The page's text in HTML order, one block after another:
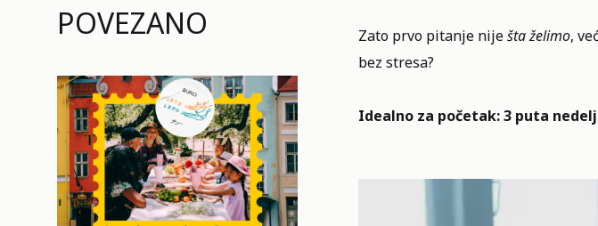
POVEZANO Zato prvo pitanje niješta želimo,
bez stresa?
Idealno za početak: 3 puta